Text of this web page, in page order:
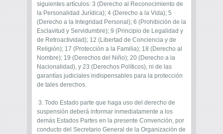
siguientes artículos: 3 (Derecho al Reconocimiento de
la Personalidad Jurídica); 4 (Derecho a la Vida); 5
(Derecho a la Integridad Personal); 6 (Prohibición de la
Esclavitud y Servidumbre); 9 (Principio de Legalidad y
de Retroactividad); 12 (Libertad de Conciencia y de
Religión); 17 (Protección a la Familia); 18 (Derecho al
Nombre); 19 (Derechos del Niño); 20 (Derecho a la
Nacionalidad), y 23 (Derechos Políticos), ni de las
garantías judiciales indispensables para la protección
de tales derechos.
3. Todo Estado parte que haga uso del derecho de
suspensión deberá informar inmediatamente a los
demás Estados Partes en la presente Convención, por
conducto del Secretario General de la Organización de